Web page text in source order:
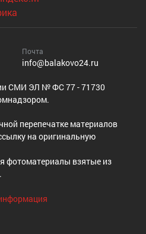
Почта
info@balakovo24.ru
СМИ ЭЛ № ФС 77 - 71730
перепечатке материалов
на оригинальную
фотоматериалы взятые из